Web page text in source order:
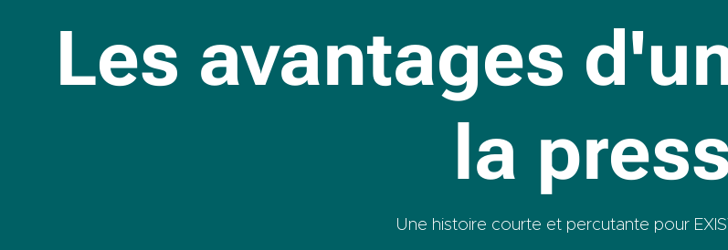
Les avantages
la
Une histoire courte et percutante pour